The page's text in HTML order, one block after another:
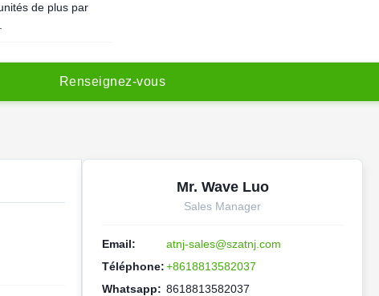
de plus par
Renseignez-vous
Mr. Wave Luo
Sales Manager
Email:
atnj-sales@szatnj.com
Téléphone:+8618813582037
Whatsapp: 8618813582037